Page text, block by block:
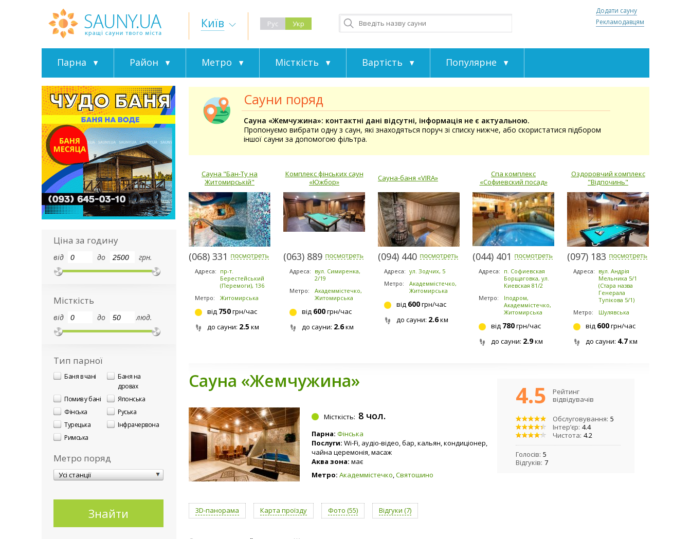
Київ Рус Укр
Додати сауну
Рекламодавцям
Парна Район Метро Місткість Вартість Популярне
Сауни поряд
Сауна «Жемчужина»: контактні дані відсутні, інформація не є актуальною.
Пропонуємо вибрати одну з саун, які знаходяться поруч зі списку нижче, або скористатися підбором
іншої сауни за допомогою фільтра.
Сауна "Бан-Ту на
Житомирській"
(068) 331-4141
Адреса: пр-т.
Берестейський
(Перемоги), 136
Метро:
Житомирська
від 750грн/час
до сауни: 2.5км
Комплекс фінських саун
«Южбор»
(063) 889-6200
Адреса: вул. Симиренка,
2/19
Метро:
Академмістечко,
Житомирська
від 600грн/час
до сауни: 2.6км
Сауна-баня «VIRA»
(094) 440-0225
Адреса: ул. Зодчих, 5
Метро:
Академмістечко,
Житомирська
від 600грн/час
до сауни: 2.6км
Спа комплекс
«Софиевский посад»
(044) 401-6480
Адреса: п. Софиевская
Борщаговка, ул.
Киевская 81/2
Метро:
Іподром,
Академмістечко,
Житомирська
від 780грн/час
до сауни: 2.9км
Оздоровчий комплекс
"Відпочинь"
(097) 183-9184
Адреса: вул. Андрія
Мельника 5/1
(Стара назва
Генерала
Тупікова 5/1)
Метро:
Шулявська
від 600грн/час
до сауни: 4.7км
Сауна «Жемчужина»
Місткість: 8 чол.
Парна: Фінська
Послуги: Wi-Fi, аудіо-відео, бар, кальян, кондиціонер,
чайна церемонія, масаж
Аква зона: має
Метро: Академмістечко,Святошино
3D-панорама Карта проїзду Фото (55) Відгуки (7)
4.5
Рейтинг
відвідувачів
Обслуговування: 5
Інтер’єр: 4.4
Чистота: 4.2
Голосів: 5
Відгуків: 7
Ціна за годину
від до грн.
Місткість
від до люд.
Тип парної
Баня в чані
Баня на
дровах
Помив у бані
Японська
Фінська
Руська
Турецька
Інфрачервона
Римська
Метро поряд
Усі станції